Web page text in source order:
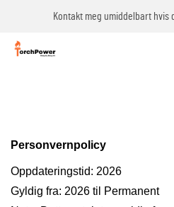
Kontakt meg umiddelbart
Personvernpolicy
Oppdateringstid: 2026
Gyldig fra: 2026 til Permanent